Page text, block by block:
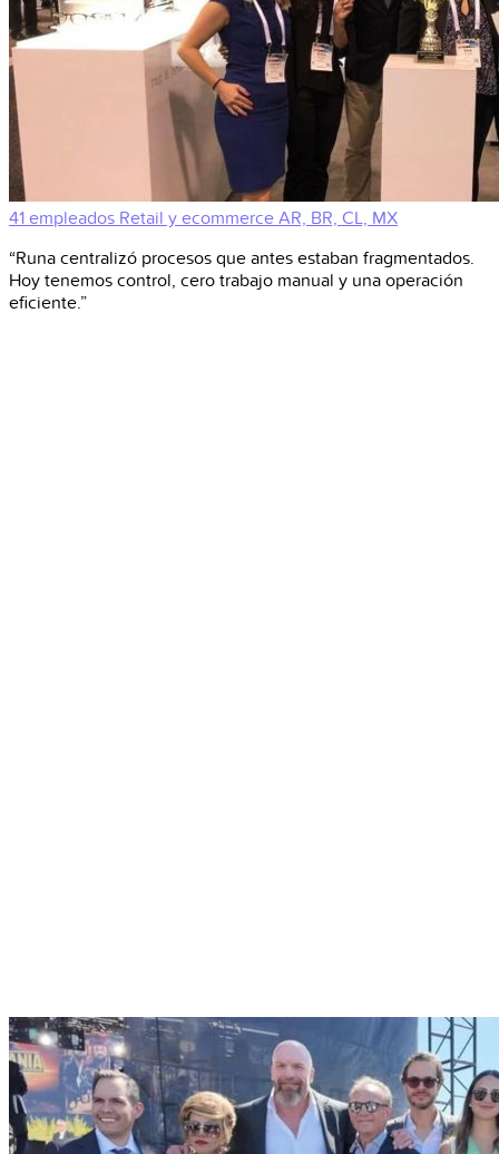
41 empleados Retail y ecommerce AR, BR, CL, MX
“Runa centralizó procesos que antes estaban fragmentados.
Hoy tenemos control, cero trabajo manual y una operación
eficiente.”